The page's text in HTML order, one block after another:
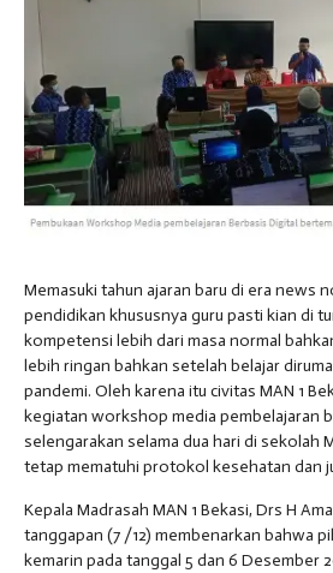
Memasuki tahun ajaran baru di era news
pendidikan khususnya guru pasti kian di
kompetensi lebih dari masa normal
lebih ringan bahkan setelah belajar
pandemi. Oleh karena itu civitas MAN 1
kegiatan workshop media pembelajaran
selengarakan selama dua hari di sekolah
tetap mematuhi protokol kesehatan dan
Kepala Madrasah MAN 1 Bekasi, Drs H
tanggapan (7 /12) membenarkan bahwa
kemarin pada tanggal 5 dan 6 Desember